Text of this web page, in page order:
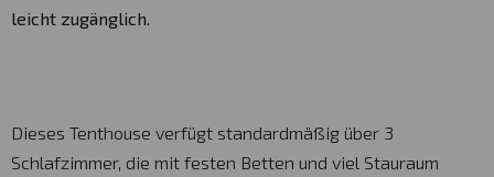
leicht zugänglich.
Dieses Tenthouse verfügt standardmäßig über 3
Schlafzimmer, die mit festen Betten und viel Stauraum